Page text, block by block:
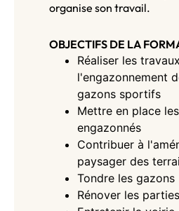
organise son travail.
OBJECTIFS DE LA
Réaliser les
l'engazonnement
gazons sportifs
Mettre en place
engazonnés
Contribuer à
paysager des
Tondre les gazons
Rénover les